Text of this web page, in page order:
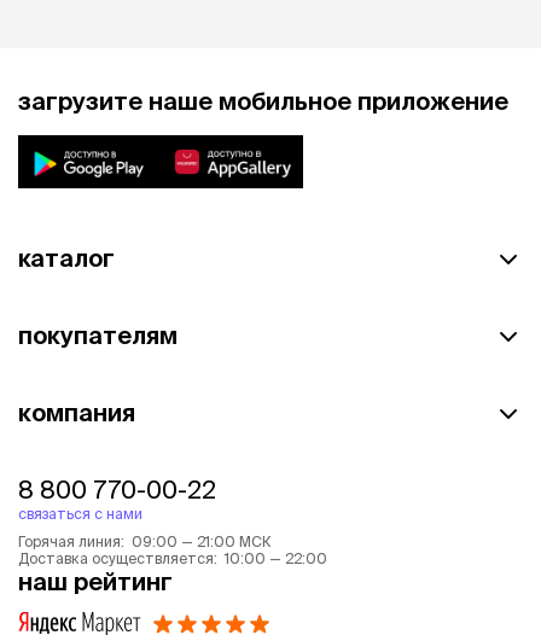
загрузите наше мобильное приложение
каталог
покупателям
компания
8 800 770-00-22
связаться с нами
Горячая линия: 09:00 — 21:00 МСК
Доставка осуществляется: 10:00 — 22:00
наш рейтинг